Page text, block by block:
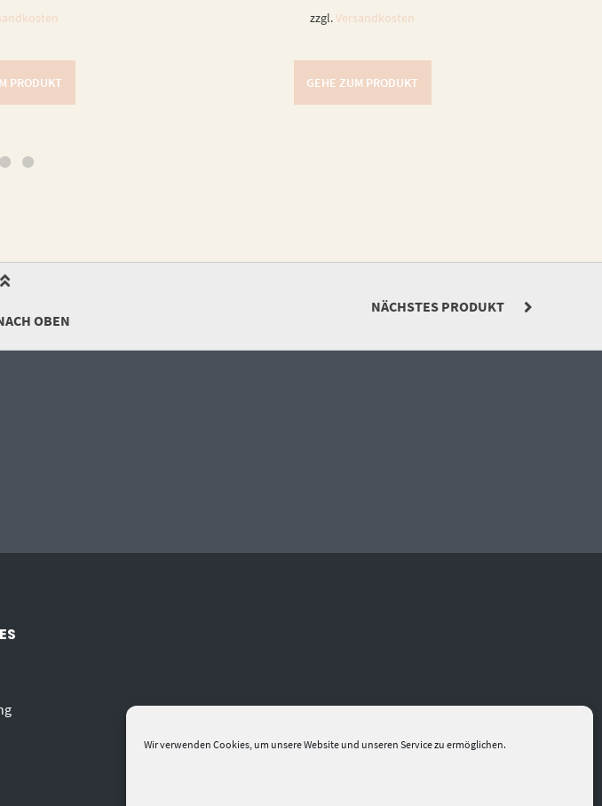
Wir verwenden Cookies, um unsere Website und unseren Service zu ermöglichen.
PRODUKT
zzgl.Versandkosten
GEHE ZUM PRODUKT
NÄCHSTES PRODUKT
OBEN